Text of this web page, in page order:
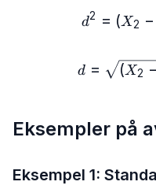
d2 = (X2 −
d = (X2 −
Eksempler på
Eksempel 1: